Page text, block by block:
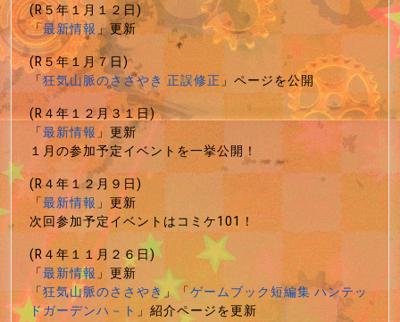
(R５年１月１２日)
「最新情報」更新
(R５年１月７日)
「狂気山脈のささやき 正誤修正」ページを公開
(R４年１２月３１日)
「最新情報」更新
１月の参加予定イベントを一挙公開！
(R４年１２月９日)
「最新情報」更新
次回参加予定イベントはコミケ101！
(R４年１１月２６日)
「最新情報」更新
「狂気山脈のささやき」「ゲームブック短編集 ハンテッ
ドガーデンハ－ト 」紹介ページを更新